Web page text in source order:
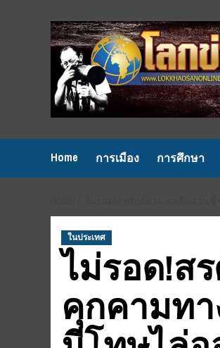
Home การเมือง การศึกษา
ในประเทศ
ไม่รอด!ส
คุกคามทา